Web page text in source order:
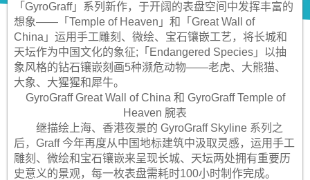
「GyroGraff」系列新作，于开阔的表盘空间中发挥丰富的
想象——「Temple of Heaven」和「Great Wall of
China」运用手工雕刻、微绘、宝石镶嵌工艺，将长城和
天坛作为中国文化的象征;「Endangered Species」以抽
象风格的钻石镶嵌刻画5种濒危动物——老虎、大熊猫、
大象、大猩猩和犀牛。
GyroGraff Great Wall of China 和 GyroGraff Temple of
Heaven 腕表
继描绘上海、香港夜景的 GyroGraff Skyline 系列之
后，Graff 今年再度从中国地标建筑中汲取灵感，运用手工
雕刻、微绘和宝石镶嵌来呈现长城、天坛两处拥有重要历
史意义的景观，每一枚表盘需耗时100小时制作完成。